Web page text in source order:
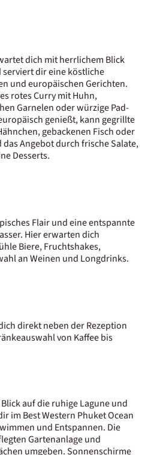
dich mit herrlichem Blick
serviert dir eine köstliche
und europäischen Gerichten.
rotes Curry mit Huhn,
Garnelen oder würzige Pad-
genießt, kann gegrillte
gebackenen Fisch oder
das Angebot durch frische Salate,
Desserts.
Flair und eine entspannte
Hier erwarten dich
Biere, Fruchtshakes,
an Weinen und Longdrinks.
direkt neben der Rezeption
von Kaffee bis
auf die ruhige Lagune und
im Best Western Phuket Ocean
und Entspannen. Die
Gartenanlage und
umgeben. Sonnenschirme